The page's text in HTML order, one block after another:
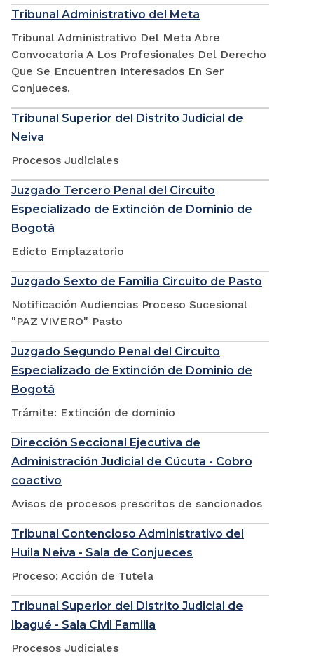
Tribunal Administrativo del Meta
Tribunal Administrativo Del Meta Abre
Convocatoria A Los Profesionales Del Derecho
Que Se Encuentren Interesados En Ser
Conjueces.
Tribunal Superior del Distrito Judicial de
Neiva
Procesos Judiciales
Juzgado Tercero Penal del Circuito
Especializado de Extinción de Dominio de
Bogotá
Edicto Emplazatorio
Juzgado Sexto de Familia Circuito de Pasto
Notificación Audiencias Proceso Sucesional
"PAZ VIVERO" Pasto
Juzgado Segundo Penal del Circuito
Especializado de Extinción de Dominio de
Bogotá
Trámite: Extinción de dominio
Dirección Seccional Ejecutiva de
Administración Judicial de Cúcuta - Cobro
coactivo
Avisos de procesos prescritos de sancionados
Tribunal Contencioso Administrativo del
Huila Neiva - Sala de Conjueces
Proceso: Acción de Tutela
Tribunal Superior del Distrito Judicial de
Ibagué - Sala Civil Familia
Procesos Judiciales